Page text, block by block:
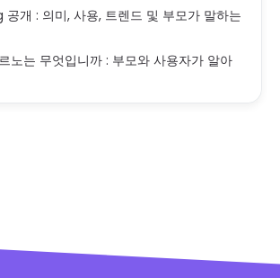
개 : 의미, 사용, 트렌드 및 부모가 말하는
노는 무엇입니까 : 부모와 사용자가 알아